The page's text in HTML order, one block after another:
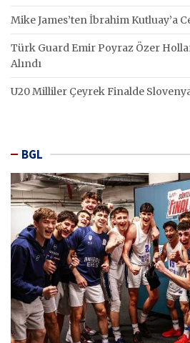
Mike James’ten İbrahim Kutluay’a
Türk Guard Emir Poyraz Özer
Alındı
U20 Milliler Çeyrek Finalde
BGL